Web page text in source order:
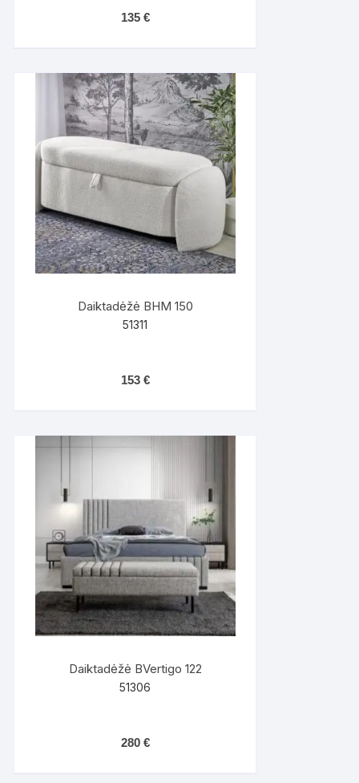
135 €
Daiktadėžė BHM 150
51311
153 €
Daiktadėžė BVertigo 122
51306
280 €